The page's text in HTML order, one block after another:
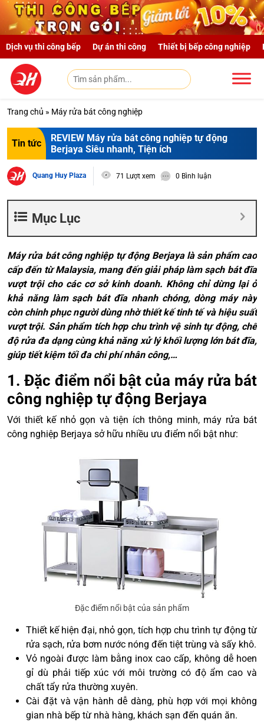
Skip to main content
Dịch vụ thi công bếp Dự án thi công Thiết bị bếp công nghiệp
Trang chủ » Máy rửa bát công nghiệp
Tin tức
REVIEW Máy rửa bát công nghiệp tự động
Berjaya Siêu nhanh, Tiện ích
Quang Huy Plaza 71 Lượt xem 0 Bình luận
Mục Lục
Máy rửa bát công nghiệp tự động Berjaya là sản phẩm cao
cấp đến từ Malaysia, mang đến giải pháp làm sạch bát đĩa
vượt trội cho các cơ sở kinh doanh. Không chỉ dừng lại ở
khả năng làm sạch bát đĩa nhanh chóng, dòng máy này
còn chinh phục người dùng nhờ thiết kế tinh tế và hiệu suất
vượt trội. Sản phẩm tích hợp chu trình vệ sinh tự động, chế
độ rửa đa dạng cùng khả năng xử lý khối lượng lớn bát đĩa,
giúp tiết kiệm tối đa chi phí nhân công,…
1. Đặc điểm nổi bật của máy rửa bát
công nghiệp tự động Berjaya
Với thiết kế nhỏ gọn và tiện ích thông minh, máy rửa bát
công nghiệp Berjaya sở hữu nhiều ưu điểm nổi bật như:
Đặc điểm nổi bật của sản phẩm
Thiết kế hiện đại, nhỏ gọn, tích hợp chu trình tự động từ
rửa sạch, rửa bơm nước nóng đến tiệt trùng và sấy khô.
Vỏ ngoài được làm bằng inox cao cấp, không dễ hoen
gỉ dù phải tiếp xúc với môi trường có độ ẩm cao và
chất tẩy rửa thường xuyên.
Cài đặt và vận hành dễ dàng, phù hợp với mọi không
gian nhà bếp từ nhà hàng, khách sạn đến quán ăn.